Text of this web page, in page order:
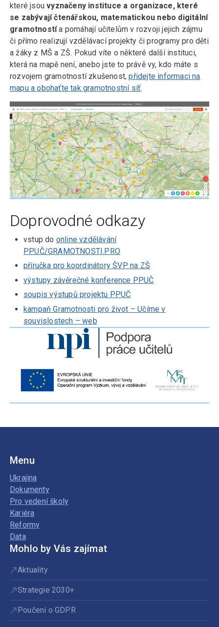
které jsouvyznačeny instituce a organizace, které
se zabývají čtenářskou, matematickou nebo digitální
gramotnostía pomáhají učitelům v rozvoji jejich zájmu
či přímo realizují vzdělávací projekty či programy pro děti
a žáky z MŠ a ZŠ. Pokud víte o některé další instituci,
která na mapě není, anebo jste to právě vy, kdo máte s
rozvojem gramotností zkušenost,přidejte informaci na
mapu a obohaťte tak gramotnostní síť.
Doprovodné odkazy
vstup do online vzdělávání
PPUČ/GRAMOTNOSTI.PRO
příručka pro koordinátory ŠVP na ZŠ
výstupy závěrečné konference PPUČ
soupis výstupů projektu PPUČ
kampaň Gramotnosti pro život – Učíme v
souvislostech – web
Menu
Ukrajina
Dokumenty
Pro vedení školy
Kariéra
Reformy
Data
Mohlo by Vás zajímat
Aktuality
Strategie 2030+
Poučení o GDPR